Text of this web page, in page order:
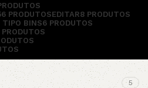
PRODUTOSEDITAR8 PRODUTOS
TIPO BINS6 PRODUTOS
5